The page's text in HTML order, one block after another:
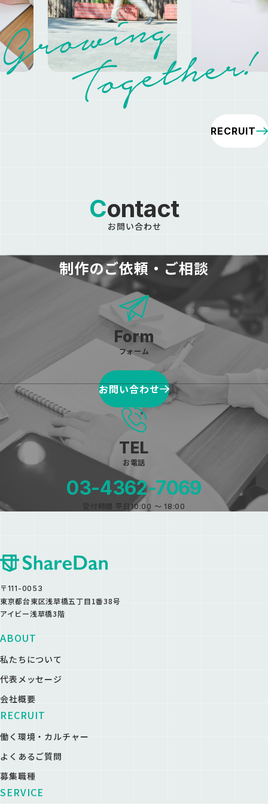
RECRUIT
Contact
お問い合わせ
制作のご依頼・ご相談
フォーム
お問い合わせ
お電話
03-4362-7069
受付時間 平日10:00 〜 18:00
〒111-0053
東京都台東区浅草橋五丁目1番38号
アイビー浅草橋3階
ABOUT
私たちについて
代表メッセージ
会社概要
RECRUIT
働く環境・カルチャー
よくあるご質問
募集職種
SERVICE